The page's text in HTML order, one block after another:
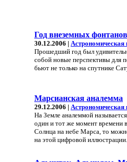
Год внеземных
30.12.2006 | Астрономическая
Прошедший год был
собой новые перспективы для
бьют не только на спутнике
Марсианская аналемма
29.12.2006 | Астрономическая
На Земле аналеммой
один и тот же момент времени
Солнца на небе Марса, то
на этой цифровой иллюстрации.